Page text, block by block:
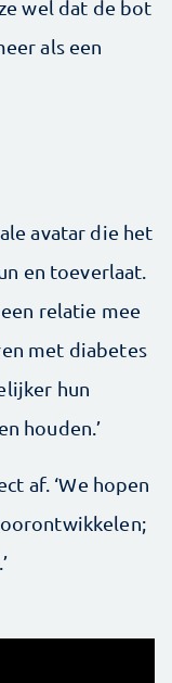
wel dat de bot
als een
­avatar die het
en toeverlaat.
relatie mee
met ­diabetes
hun
houden.’
af. ‘We hopen